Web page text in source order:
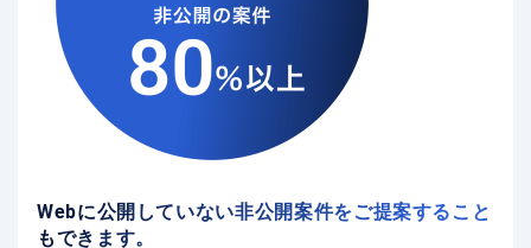
Webに公開していない非公開案件をご提案すること
もできます。